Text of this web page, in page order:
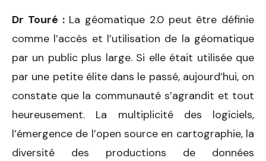
Dr Touré :La géomatique 2.0 peut être définie
comme l’accès et l’utilisation de la géomatique
par un public plus large. Si elle était utilisée que
par une petite élite dans le passé, aujourd’hui, on
constate que la communauté s’agrandit et tout
heureusement. La multiplicité des logiciels,
l’émergence de l’open source en cartographie, la
diversité des productions de données